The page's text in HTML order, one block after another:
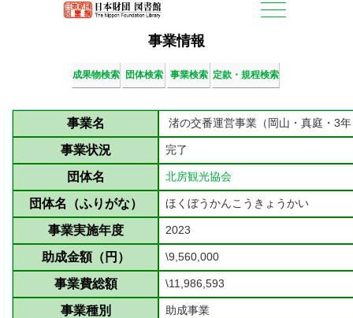
事業情報
成果物検索 団体検索 事業検索 定款・規程検索
事業名 渚の交番運営事業（岡山・真庭・3
事業状況 完了
団体名 北房観光協会
団体名（ふりがな） ほくぼうかんこうきょうかい
事業実施年度 2023
助成金額（円） \9,560,000
事業費総額 \11,986,593
事業種別 助成事業